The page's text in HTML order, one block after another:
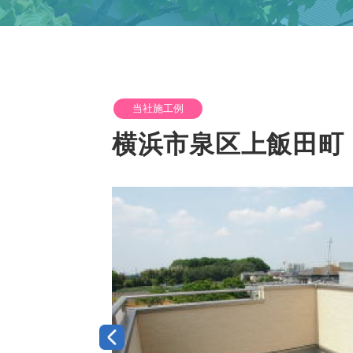
当社施工例
横浜市泉区上飯田町